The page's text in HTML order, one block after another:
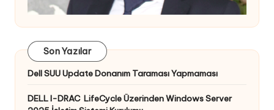
Son Yazılar
Dell SUU Update Donanım Taraması Yapmaması
DELL I-DRAC LifeCycle Üzerinden Windows Server